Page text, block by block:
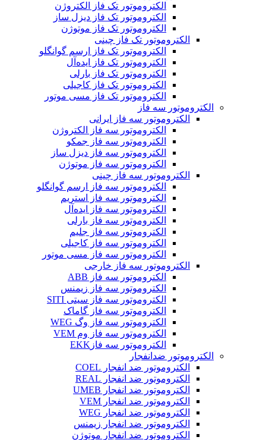
الکتروموتور تک فاز الکتروژن
الکتروموتور تک فاز دیزل ساز
الکتروموتور تک فاز موتوژن
الکتروموتور تک فاز چینی
الکتروموتور تک فاز ارسم گوانگلو
الکتروموتور تک فاز ایده‌آل
الکتروموتور تک فاز بارلی
الکتروموتور تک فاز کاجیلی
الکتروموتور تک فاز مسی موتور
الکتروموتور سه فاز
الکتروموتور سه فاز ایرانی
الکتروموتور سه فاز الکتروژن
الکتروموتور سه فاز جمکو
الکتروموتور سه فاز دیزل ساز
الکتروموتور سه فاز موتوژن
الکتروموتور سه فاز چینی
الکتروموتور سه فاز ارسم گوانگلو
الکتروموتور سه فاز استریم
الکتروموتور سه فاز ایده‌آل
الکتروموتور سه فاز بارلی
الکتروموتور سه فاز جلیم
الکتروموتور سه فاز کاجیلی
الکتروموتور سه فاز مسی موتور
الکتروموتور سه فاز خارجی
الکتروموتور سه فاز ABB
الکتروموتور سه فاز زیمنس
الکتروموتور سه فاز سیتی SITI
الکتروموتور سه فاز گاماک
الکتروموتور سه فاز وگ WEG
الکتروموتور سه فاز وم VEM
الکتروموتور سه فازEKK
الکتروموتور ضدانفجار
الکتروموتور ضد انفجار COEL
الکتروموتور ضد انفجار REAL
الکتروموتور ضد انفجار UMEB
الکتروموتور ضد انفجار VEM
الکتروموتور ضد انفجار WEG
الکتروموتور ضد انفجار زیمنس
الکتروموتور ضد انفجار موتوژن